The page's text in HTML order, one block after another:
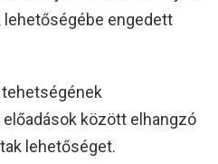
lehetőségébe engedett
között elhangzó
lehetőséget.